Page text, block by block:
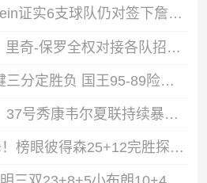
尚未尘埃落定！Stein证实6支球队仍对签下詹姆斯抱有十足信心
Haynes最新消息！里奇-保罗全权对接各队招募，詹姆斯最终拍板定去向
阿卡夫22+3+3关键三分定胜负 国王95-89险胜雄鹿拿下夏联3连胜
26+5+4全面输出！37号秀康韦尔夏联持续暴走，热火大胜勇士金队
26届新秀正面交锋！榜眼彼得森25+12完胜探花 爵士稳稳拿下灰熊